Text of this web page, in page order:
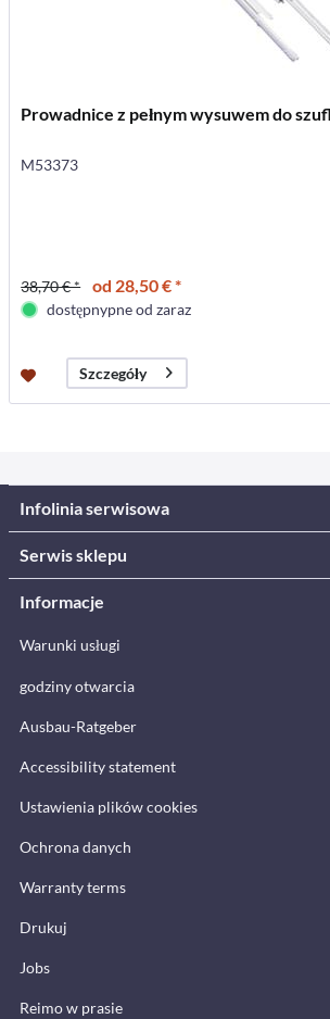
Prowadnice z pełnym wysuwem do
M53373
38,70 € * od 28,50 € *
dostępnypne od zaraz
Szczegóły
Infolinia serwisowa
Serwis sklepu
Informacje
Warunki usługi
godziny otwarcia
Ausbau-Ratgeber
Accessibility statement
Ustawienia plików cookies
Ochrona danych
Warranty terms
Drukuj
Jobs
Reimo w prasie